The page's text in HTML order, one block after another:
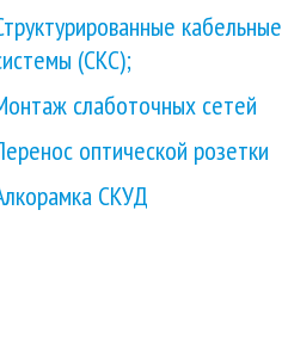
кабельные
(СКС);
слаботочных сетей
оптической розетки
СКУД